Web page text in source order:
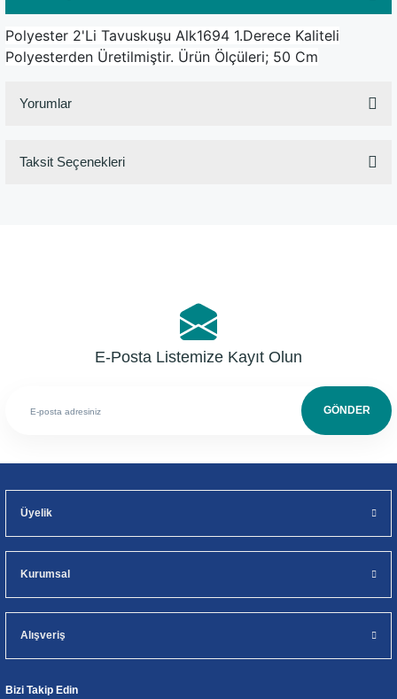
Polyester 2'Li Tavuskuşu Alk1694 1.Derece Kaliteli
Polyesterden Üretilmiştir. Ürün Ölçüleri; 50 Cm
Yorumlar
Taksit Seçenekleri
E-Posta Listemize Kayıt Olun
GÖNDER
Üyelik
Kurumsal
Alışveriş
Bizi Takip Edin